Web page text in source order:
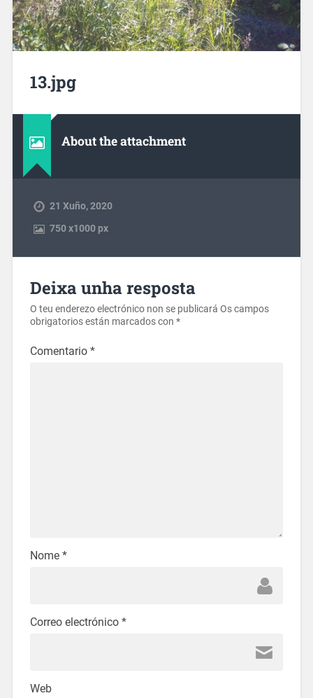
13.jpg
About the attachment
21 Xuño, 2020
750x1000 px
Deixa unha resposta
O teu enderezo electrónico non se publicará Os campos
obrigatorios están marcados con *
Comentario *
Nome *
Correo electrónico *
Web